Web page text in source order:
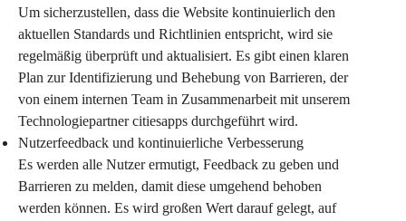
Um sicherzustellen, dass die Website kontinuierlich den
aktuellen Standards und Richtlinien entspricht, wird sie
regelmäßig überprüft und aktualisiert. Es gibt einen klaren
Plan zur Identifizierung und Behebung von Barrieren, der
von einem internen Team in Zusammenarbeit mit unserem
Technologiepartner citiesapps durchgeführt wird.
Nutzerfeedback und kontinuierliche Verbesserung
Es werden alle Nutzer ermutigt, Feedback zu geben und
Barrieren zu melden, damit diese umgehend behoben
werden können. Es wird großen Wert darauf gelegt, auf